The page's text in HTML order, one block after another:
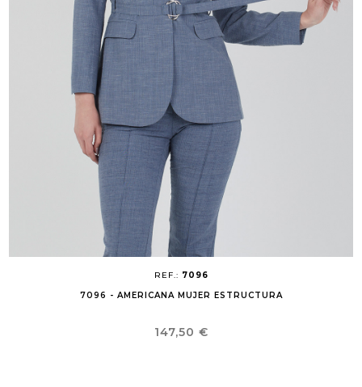
REF.: 7096
7096 - AMERICANA MUJER ESTRUCTURA
Precio
147,50 €